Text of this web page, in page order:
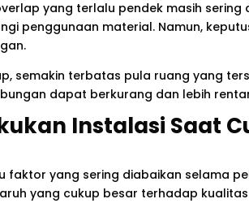
yang terlalu pendek masih sering
penggunaan material. Namun,
semakin terbatas pula ruang yang
dapat berkurang dan lebih
Instalasi Saat
faktor yang sering diabaikan selama
yang cukup besar terhadap